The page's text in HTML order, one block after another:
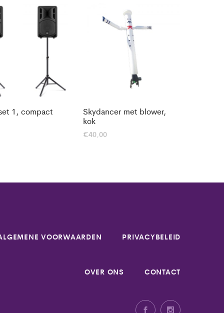
1, compact
Skydancer met blower,
kok
€40,00
VOORWAARDEN PRIVACYBELEID
OVER ONS CONTACT